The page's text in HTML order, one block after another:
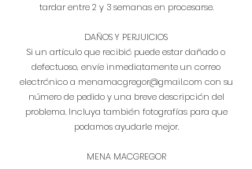
tardar entre 2 y 3 semanas en procesarse.
DAÑOS Y PERJUICIOS
Si un artículo que recibió puede estar dañado o
defectuoso, envíe inmediatamente un correo
electrónico a menamacgregor@gmail.com con su
número de pedido y una breve descripción del
problema. Incluya también fotografías para que
podamos ayudarle mejor.
MENA MACGREGOR